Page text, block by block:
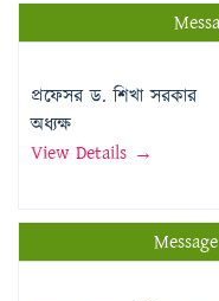
প্রফেসর ড. শিখা সরকার
অধ্যক্ষ
View Details →